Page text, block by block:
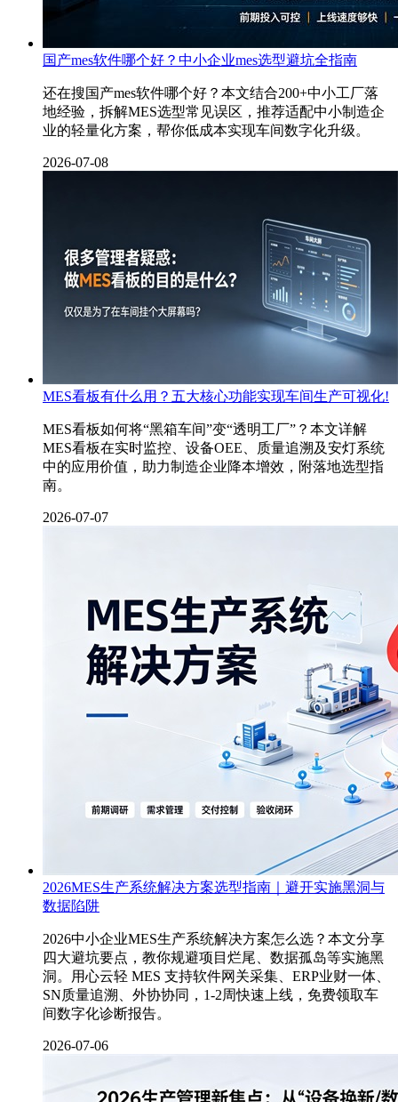
国产mes软件哪个好？中小企业mes选型避坑全指南
还在搜国产mes软件哪个好？本文结合200+中小工厂落
地经验，拆解MES选型常见误区，推荐适配中小制造企
业的轻量化方案，帮你低成本实现车间数字化升级。
2026-07-08
MES看板有什么用？五大核心功能实现车间生产可视化!
MES看板如何将“黑箱车间”变“透明工厂”？本文详解
MES看板在实时监控、设备OEE、质量追溯及安灯系统
中的应用价值，助力制造企业降本增效，附落地选型指
南。
2026-07-07
2026MES生产系统解决方案选型指南｜避开实施黑洞与
数据陷阱
2026中小企业MES生产系统解决方案怎么选？本文分享
四大避坑要点，教你规避项目烂尾、数据孤岛等实施黑
洞。用心云轻 MES 支持软件网关采集、ERP业财一体、
SN质量追溯、外协协同，1-2周快速上线，免费领取车
间数字化诊断报告。
2026-07-06